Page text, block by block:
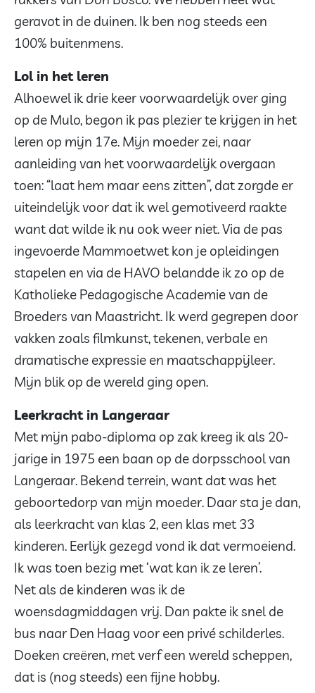
geravot in de duinen. Ik ben nog steeds een
100% buitenmens.
Lol in het leren
Alhoewel ik drie keer voorwaardelijk over ging
op de Mulo, begon ik pas plezier te krijgen in het
leren op mijn 17e. Mijn moeder zei, naar
aanleiding van het voorwaardelijk overgaan
toen: “laat hem maar eens zitten”, dat zorgde er
uiteindelijk voor dat ik wel gemotiveerd raakte
want dat wilde ik nu ook weer niet. Via de pas
ingevoerde Mammoetwet kon je opleidingen
stapelen en via de HAVO belandde ik zo op de
Katholieke Pedagogische Academie van de
Broeders van Maastricht. Ik werd gegrepen door
vakken zoals filmkunst, tekenen, verbale en
dramatische expressie en maatschappijleer.
Mijn blik op de wereld ging open.
Leerkracht in Langeraar
Met mijn pabo-diploma op zak kreeg ik als 20-
jarige in 1975 een baan op de dorpsschool van
Langeraar. Bekend terrein, want dat was het
geboortedorp van mijn moeder. Daar sta je dan,
als leerkracht van klas 2, een klas met 33
kinderen. Eerlijk gezegd vond ik dat vermoeiend.
Ik was toen bezig met ‘wat kan ik ze leren’.
Net als de kinderen was ik de
woensdagmiddagen vrij. Dan pakte ik snel de
bus naar Den Haag voor een privé schilderles.
Doeken creëren, met verf een wereld scheppen,
dat is (nog steeds) een fijne hobby.